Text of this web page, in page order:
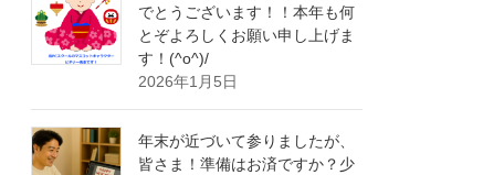
でとうございます！！本年も何
とぞよろしくお願い申し上げま
す！(^o^)/
2026年1月5日
年末が近づいて参りましたが、
皆さま！準備はお済ですか？少